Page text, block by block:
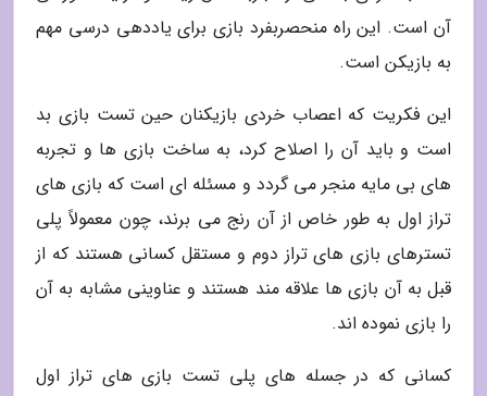
آن است. این راه منحصربفرد بازی برای یاددهی درسی مهم
به بازیکن است.
این فکریت که اعصاب خردی بازیکنان حین تست بازی بد
است و باید آن را اصلاح کرد، به ساخت بازی ها و تجربه
های بی مایه منجر می گردد و مسئله ای است که بازی های
تراز اول به طور خاص از آن رنج می برند، چون معمولاً پلی
تسترهای بازی های تراز دوم و مستقل کسانی هستند که از
قبل به آن بازی ها علاقه مند هستند و عناوینی مشابه به آن
را بازی نموده اند.
کسانی که در جسله های پلی تست بازی های تراز اول